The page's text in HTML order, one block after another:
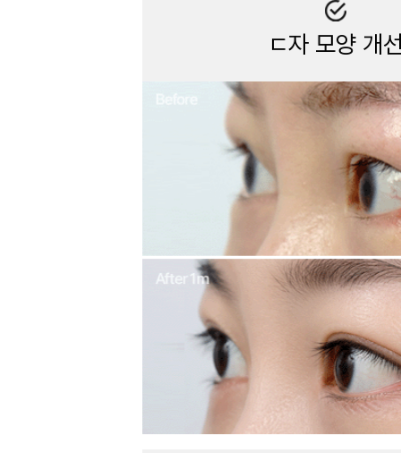
ㄷ자 모양 개